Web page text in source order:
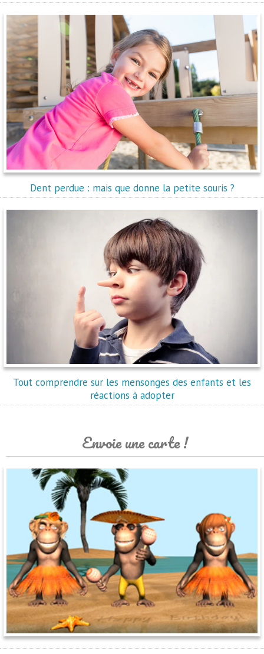
Dent perdue : mais que donne la petite souris ?
Tout comprendre sur les mensonges des enfants et les
réactions à adopter
Envoie une carte !